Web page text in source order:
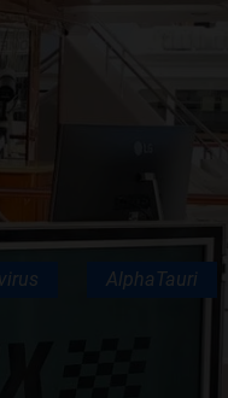
AlphaTauri